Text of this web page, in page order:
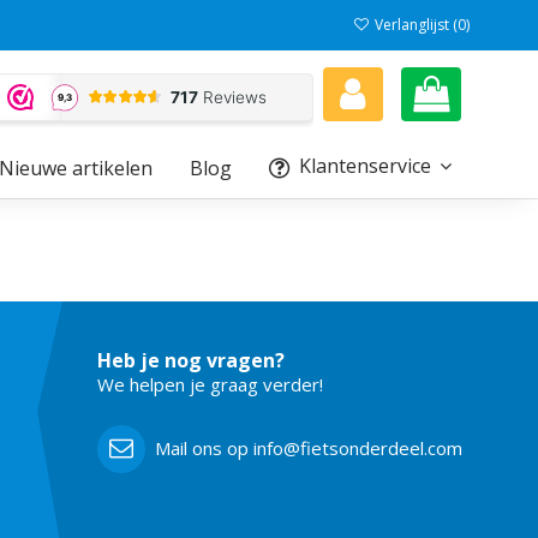
Verlanglijst (0)
Klantenservice
Blog
Nieuwe artikelen
Heb je nog vragen?
We helpen je graag verder!
Mail ons op info@fietsonderdeel.com